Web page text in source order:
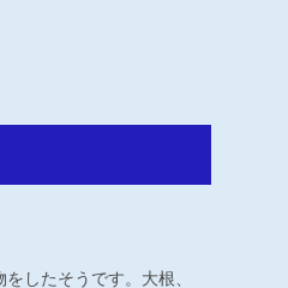
したそうです。大根、